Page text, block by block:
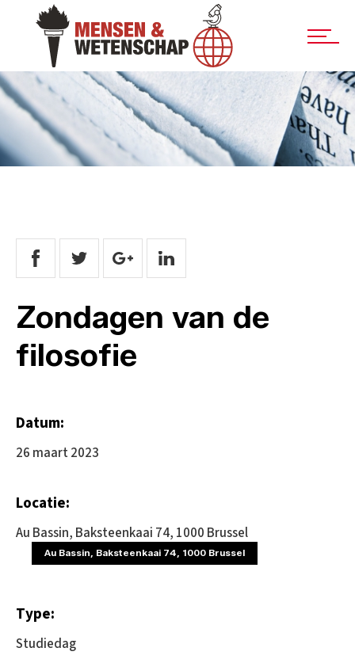
Zondagen van de
filosofie
Datum:
26 maart 2023
Locatie:
Au Bassin, Baksteenkaai 74, 1000 Brussel
Au Bassin, Baksteenkaai 74, 1000 Brussel
Type:
Studiedag